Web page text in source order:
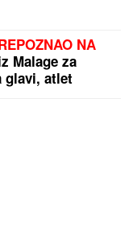
NA
Malage za
glavi, atlet